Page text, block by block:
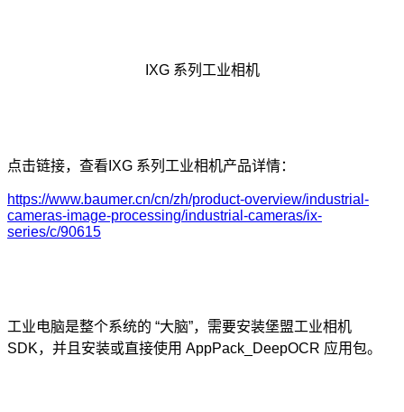
IXG 系列工业相机
点击链接，查看 IXG 系列工业相机产品详情：
https://www.baumer.cn/cn/zh/product-overview/industrial-
cameras-image-processing/industrial-cameras/ix-
series/c/90615
工业电脑是整个系统的 “大脑”，需要安装堡盟工业相机
SDK，并且安装或直接使用 AppPack_DeepOCR 应用包。